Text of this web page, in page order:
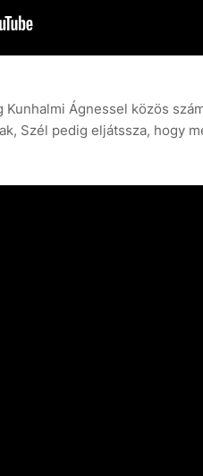
Ágnessel közös
Szél pedig eljátssza, hogy